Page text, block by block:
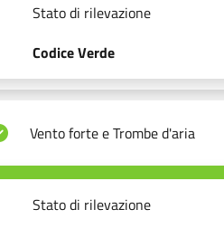
Stato di rilevazione
Codice Verde
Vento forte e Trombe d'aria
Stato di rilevazione